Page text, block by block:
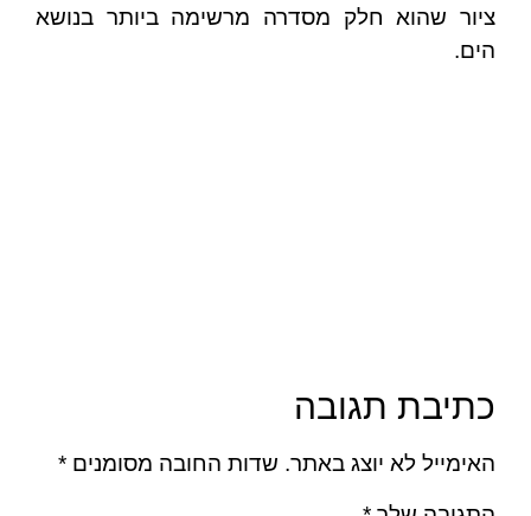
ציור שהוא חלק מסדרה מרשימה ביותר בנושא
הים.
כתיבת תגובה
האימייל לא יוצג באתר. שדות החובה מסומנים *